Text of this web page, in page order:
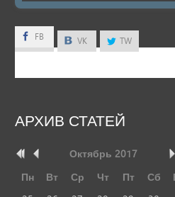
FB
FB VK TW
АРХИВ СТАТЕЙ
Октябрь 2017
Пн
Вт Ср Чт Пт Сб